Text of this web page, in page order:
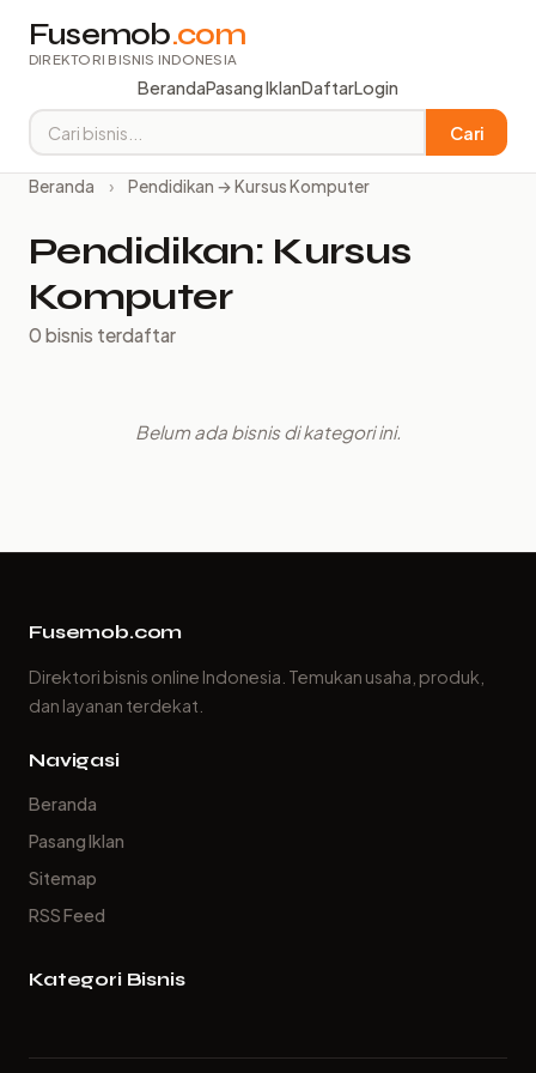
Fusemob.com
DIREKTORI BISNIS INDONESIA
BerandaPasang IklanDaftarLogin
Cari
Beranda › Pendidikan → Kursus Komputer
Pendidikan: Kursus
Komputer
0 bisnis terdaftar
Belum ada bisnis di kategori ini.
Fusemob.com
Direktori bisnis online Indonesia. Temukan usaha, produk,
dan layanan terdekat.
Navigasi
Beranda
Pasang Iklan
Sitemap
RSS Feed
Kategori Bisnis